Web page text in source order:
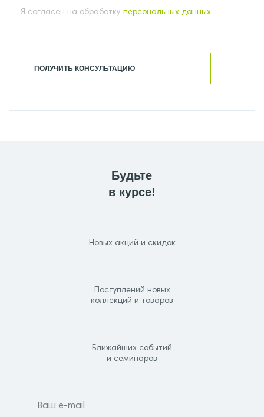
Я согласен на обработку персональных данных
ПОЛУЧИТЬ КОНСУЛЬТАЦИЮ
Будьте
в курсе!
Новых акций и скидок
Поступлений новых
коллекций и товаров
Ближайших событий
и семинаров